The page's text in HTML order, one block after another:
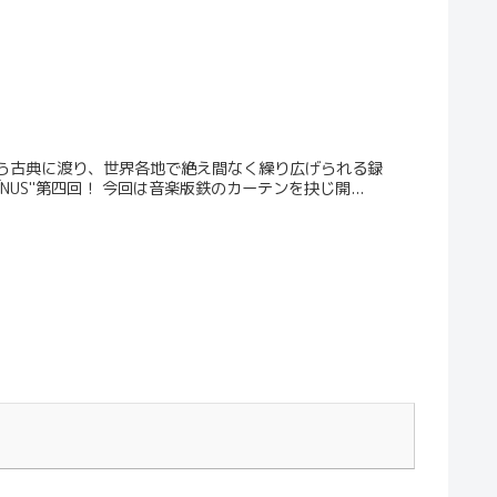
典に渡り、世界各地で絶え間なく繰り広げられる録
第四回！ 今回は音楽版鉄のカーテンを抉じ開...